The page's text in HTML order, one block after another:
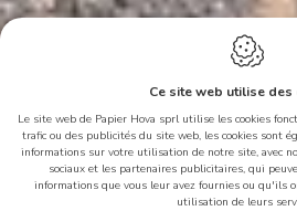
Ce site web utilise des
Ce site web utilise des
Le site web de Papier Hova sprl utilise les cookies
trafic ou des publicités du site web, les cookies sont
informations sur votre utilisation de notre site, avec
sociaux et les partenaires publicitaires, qui
informations que vous leur avez fournies ou qu'ils
utilisation de leurs